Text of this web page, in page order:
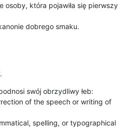
osoby, która pojawiła się pierwszy
dobrego smaku.
swój obrzydliwy łeb:
of the speech or writing of
spelling, or typographical